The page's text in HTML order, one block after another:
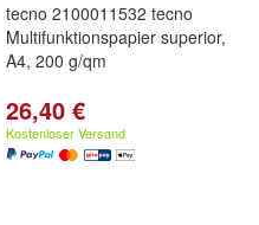
tecno 2100011532 tecno
Multifunktionspapier superior,
A4, 200 g/qm
26,40 €
Kostenloser Versand